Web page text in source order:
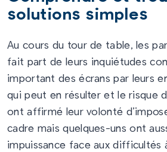
solutions simples
Au cours du tour de table, les
fait part de leurs inquiétudes
important des écrans par leurs
qui peut en résulter et le risque
ont affirmé leur volonté
cadre mais quelques-uns ont
impuissance face aux difficultés